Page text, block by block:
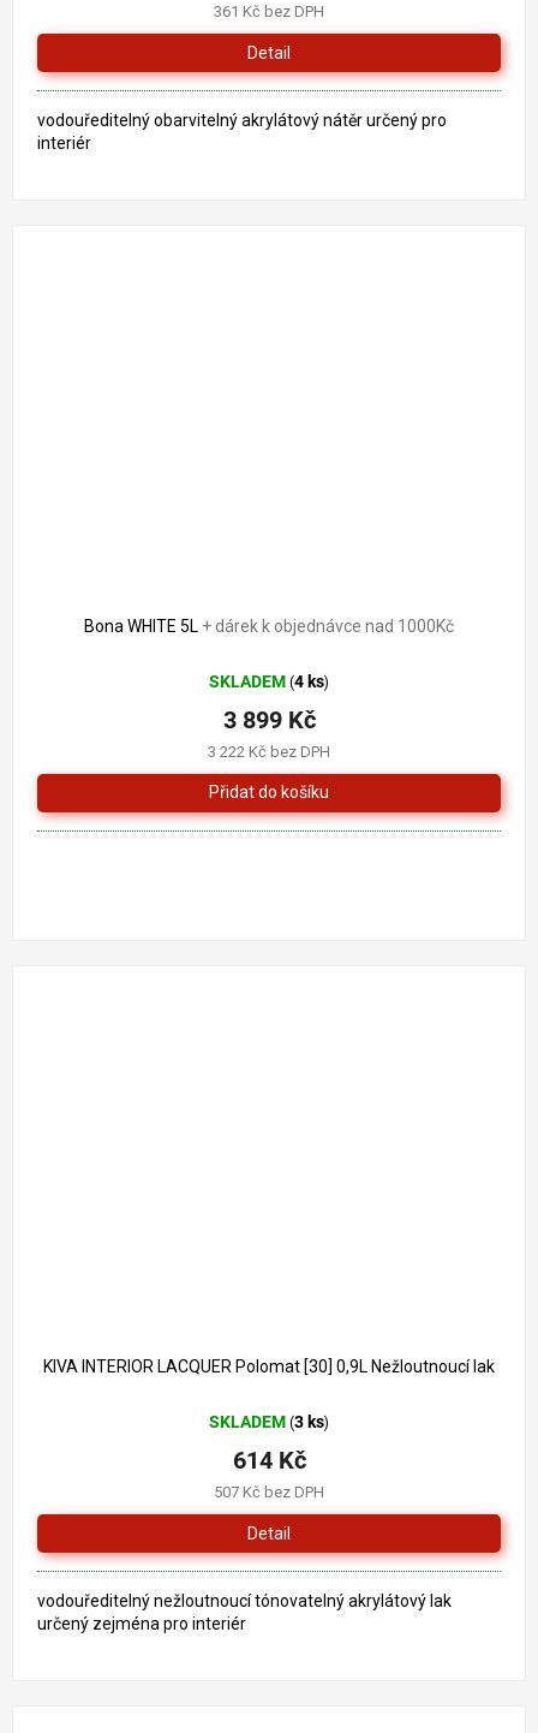
361 Kč bez DPH
Detail
vodouředitelný obarvitelný akrylátový nátěr určený pro
interiér
Bona WHITE 5L + dárek k objednávce nad 1000Kč
SKLADEM (4 ks)
3 222 Kč bez DPH
3 899 Kč
KIVA INTERIOR LACQUER Polomat [30] 0,9L Nežloutnoucí lak
SKLADEM (3 ks)
507 Kč bez DPH
614 Kč
Detail
vodouředitelný nežloutnoucí tónovatelný akrylátový lak
určený zejména pro interiér